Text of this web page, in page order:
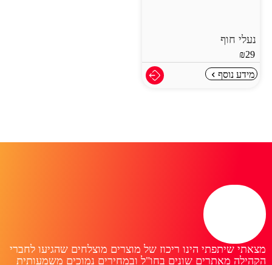
נעלי חוף
₪29
מידע נוסף
מצאתי שיתפתי הינו ריכוז של מוצרים מוצלחים שהגיעו לחברי
הקהילה מאתרים שונים בחו"ל ובמחירים נמוכים משמעותית